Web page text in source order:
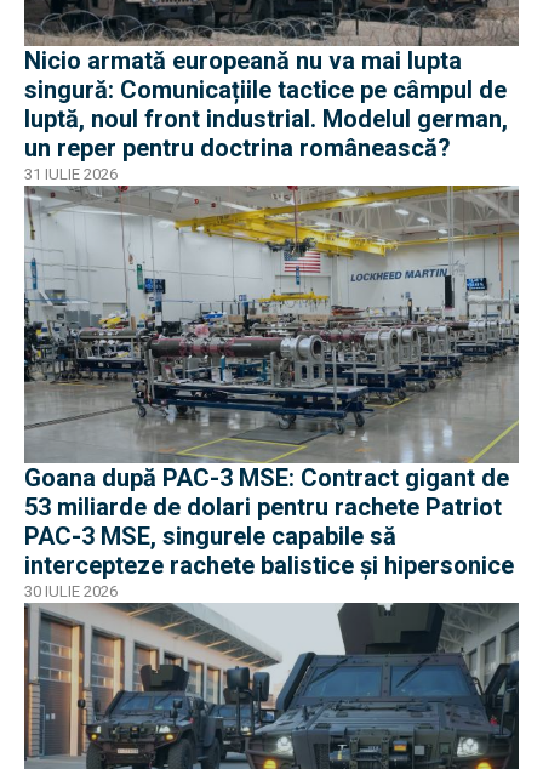
Nicio armată europeană nu va mai lupta
singură: Comunicațiile tactice pe câmpul de
luptă, noul front industrial. Modelul german,
un reper pentru doctrina românească?
31 IULIE 2026
Goana după PAC-3 MSE: Contract gigant de
53 miliarde de dolari pentru rachete Patriot
PAC-3 MSE, singurele capabile să
intercepteze rachete balistice și hipersonice
30 IULIE 2026